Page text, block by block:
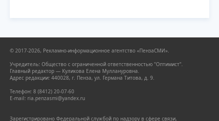
© 2017-2026, Рекламно-информационное агентство «ПензаСМИ».
Учредитель: Общество с ограниченной ответственностью "Оптимист".
Главный редактор — Куликова Елена Муллануровна.
Адрес редакции: 440028, г. Пенза, ул. Германа Титова, д. 9.
Телефон: 8 (8412) 20-07-60
E-mail: ria.penzasmi@yandex.ru
Зарегистрировано Федеральной службой по надзору в сфере связи,